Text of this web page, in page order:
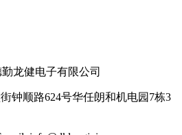
龙健电子有限公司
钟顺路624号华任朗和机电园7栋3